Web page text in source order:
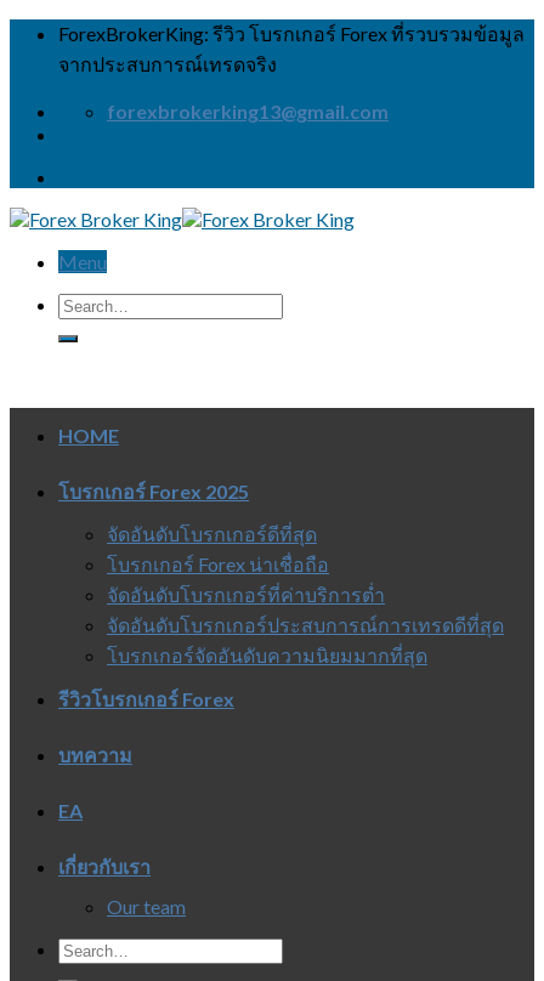
Skip
content
ForexBrokerKing: รีวิว โบรกเกอร์ Forex ที่รวบรวมข้อมูล
จากประสบการณ์เทรดจริง
forexbrokerking13@gmail.com
Menu
HOME
โบรกเกอร์ Forex 2025
จัดอันดับโบรกเกอร์ดีที่สุด
โบรกเกอร์ Forex น่าเชื่อถือ
จัดอันดับโบรกเกอร์ที่ค่าบริการต่ำ
จัดอันดับโบรกเกอร์ประสบการณ์การเทรดดีที่สุด
โบรกเกอร์จัดอันดับความนิยมมากที่สุด
รีวิวโบรกเกอร์ Forex
บทความ
EA
เกี่ยวกับเรา
Our team